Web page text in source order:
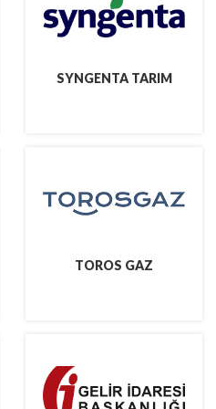
SYNGENTA TARIM
TOROS GAZ